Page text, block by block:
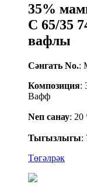
35%
C 65/35
вафлы
Сәнгать No.:
Композиция:
Вафф
Nеп санау: 20
Тыгызлыгы:
Төгәлрәк